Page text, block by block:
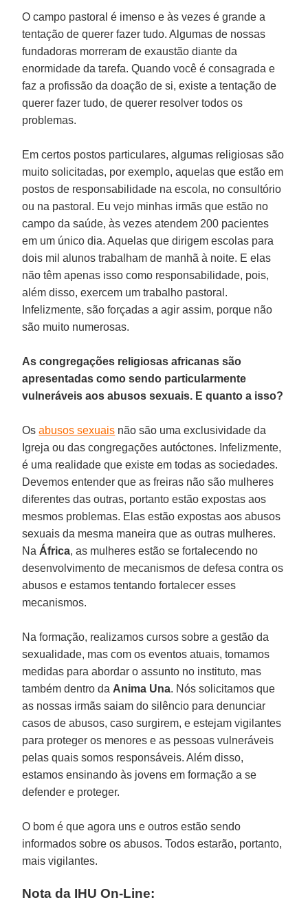
O campo pastoral é imenso e às vezes é grande a
tentação de querer fazer tudo. Algumas de nossas
fundadoras morreram de exaustão diante da
enormidade da tarefa. Quando você é consagrada e
faz a profissão da doação de si, existe a tentação de
querer fazer tudo, de querer resolver todos os
problemas.
Em certos postos particulares, algumas religiosas são
muito solicitadas, por exemplo, aquelas que estão em
postos de responsabilidade na escola, no consultório
ou na pastoral. Eu vejo minhas irmãs que estão no
campo da saúde, às vezes atendem 200 pacientes
em um único dia. Aquelas que dirigem escolas para
dois mil alunos trabalham de manhã à noite. E elas
não têm apenas isso como responsabilidade, pois,
além disso, exercem um trabalho pastoral.
Infelizmente, são forçadas a agir assim, porque não
são muito numerosas.
As congregações religiosas africanas são
apresentadas como sendo particularmente
vulneráveis aos abusos sexuais. E quanto a isso?
Osabusos sexuais não são uma exclusividade da
Igreja ou das congregações autóctones. Infelizmente,
é uma realidade que existe em todas as sociedades.
Devemos entender que as freiras não são mulheres
diferentes das outras, portanto estão expostas aos
mesmos problemas. Elas estão expostas aos abusos
sexuais da mesma maneira que as outras mulheres.
Na África, as mulheres estão se fortalecendo no
desenvolvimento de mecanismos de defesa contra os
abusos e estamos tentando fortalecer esses
mecanismos.
Na formação, realizamos cursos sobre a gestão da
sexualidade, mas com os eventos atuais, tomamos
medidas para abordar o assunto no instituto, mas
também dentro da Anima Una. Nós solicitamos que
as nossas irmãs saiam do silêncio para denunciar
casos de abusos, caso surgirem, e estejam vigilantes
para proteger os menores e as pessoas vulneráveis
pelas quais somos responsáveis. Além disso,
estamos ensinando às jovens em formação a se
defender e proteger.
O bom é que agora uns e outros estão sendo
informados sobre os abusos. Todos estarão, portanto,
mais vigilantes.
Nota da IHU On-Line: